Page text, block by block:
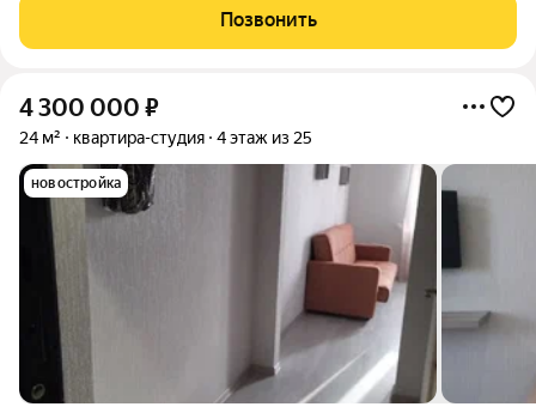
прихожей. Благодаря её уникальной форме: основная комната
отделена от входа коридором, что
Позвонить
4 300 000 ₽
24 м² квартира-студия 4 этаж из 25
новостройка